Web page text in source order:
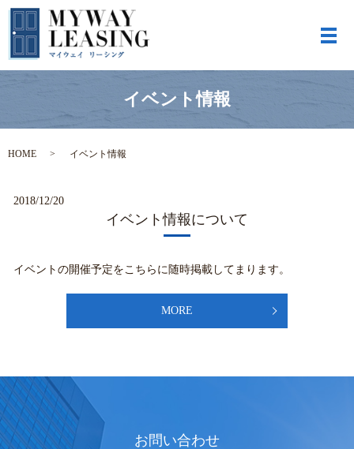
メ
イベント情報
HOME イベント情報
2018/12/20
イベント情報について
イベントの開催予定をこちらに随時掲載してまります。
MORE
お問い合わせ